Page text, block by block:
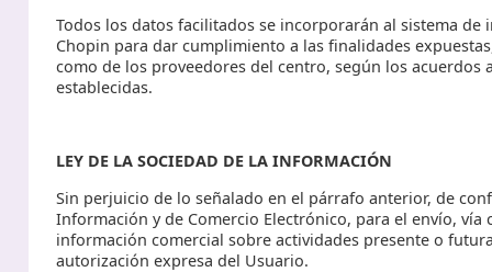
Todos los datos facilitados se incorporarán al sistema de
Chopin para dar cumplimiento a las finalidades
como de los proveedores del centro, según los acuerdos
establecidas.
LEY DE LA SOCIEDAD DE LA INFORMACIÓN
Sin perjuicio de lo señalado en el párrafo anterior, de
Información y de Comercio Electrónico, para el envío,
información comercial sobre actividades presente o
autorización expresa del Usuario.